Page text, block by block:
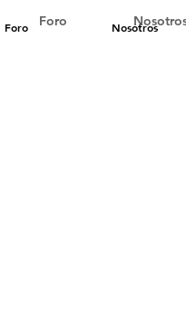
Foro Nosotros
Foro